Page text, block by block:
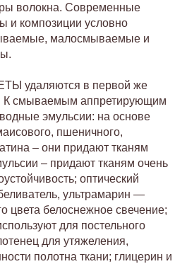
волокна. Современные
и композиции условно
малосмываемые и
удаляются в первой же
К смываемым аппретирующим
эмульсии: на основе
пшеничного,
‒ они придают тканям
‒ придают тканям очень
оптический
ультрамарин —
цвета белоснежное свечение;
для постельного
для утяжеления,
полотна ткани; глицерин и